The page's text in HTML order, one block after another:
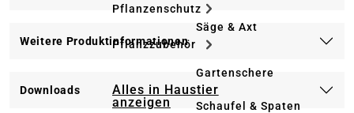
Pflanzenschutz
Pflanzzubehör
Alles in Haustier
anzeigen
Säge & Axt
Gartenschere
Schaufel & Spaten
Weitere Produktinformationen
Downloads